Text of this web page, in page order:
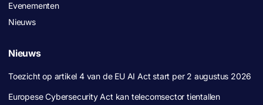
Evenementen
Nieuws
Nieuws
Toezicht op artikel 4 van de EU AI Act start per 2 augustus 2026
Europese Cybersecurity Act kan telecomsector tientallen